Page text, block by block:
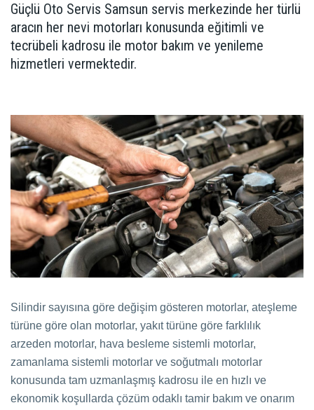
Güçlü Oto Servis Samsun servis merkezinde her türlü
aracın her nevi motorları konusunda eğitimli ve
tecrübeli kadrosu ile motor bakım ve yenileme
hizmetleri vermektedir.
Silindir sayısına göre değişim gösteren motorlar, ateşleme
türüne göre olan motorlar, yakıt türüne göre farklılık
arzeden motorlar, hava besleme sistemli motorlar,
zamanlama sistemli motorlar ve soğutmalı motorlar
konusunda tam uzmanlaşmış kadrosu ile en hızlı ve
ekonomik koşullarda çözüm odaklı tamir bakım ve onarım